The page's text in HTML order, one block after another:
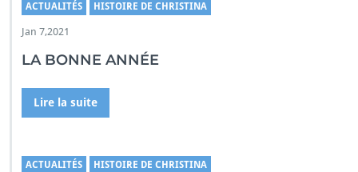
ACTUALITÉS HISTOIRE DE CHRISTINA
Jan 7,2021
LA BONNE ANNÉE
Lire la suite
ACTUALITÉS HISTOIRE DE CHRISTINA